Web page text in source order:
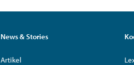
News & Stories
Artikel